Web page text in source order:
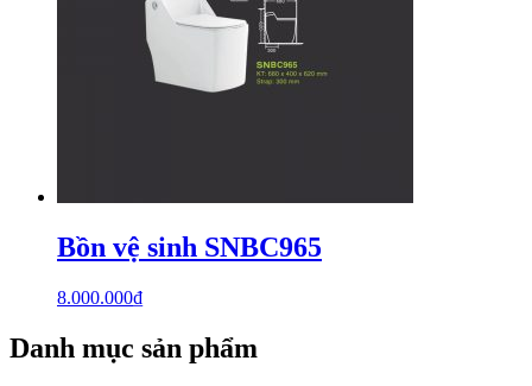
Bồn vệ sinh SNBC965
8.000.000₫
Danh mục sản phẩm